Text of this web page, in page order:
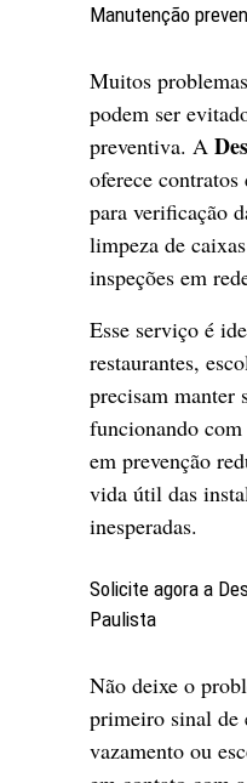
Manutenção
Muitos
podem ser
preventiva. A
oferece
para verificação
limpeza de
inspeções em
Esse serviço é
restaurantes,
precisam manter
funcionando
em prevenção
vida útil das
inesperadas.
Solicite agora a
Paulista
Não deixe o
primeiro sinal de
vazamento ou